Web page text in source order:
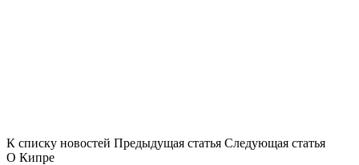
К списку новостей Предыдущая статья Следующая статья
О Кипре